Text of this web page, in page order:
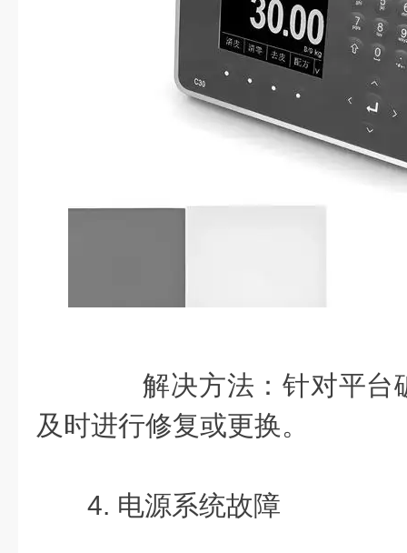
解决方法：针对平台
及时进行修复或更换。
4. 电源系统故障